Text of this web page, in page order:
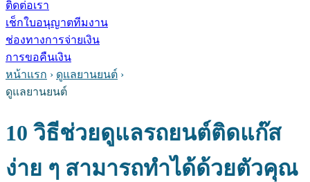
ติดต่อเรา
เช็กใบอนุญาตทีมงาน
ช่องทางการจ่ายเงิน
การขอคืนเงิน
หน้าแรก › ดูแลยานยนต์ ›
ดูแลยานยนต์
10 วิธีช่วยดูแลรถยนต์ติดแก๊ส
ง่าย ๆ สามารถทำได้ด้วยตัวคุณ